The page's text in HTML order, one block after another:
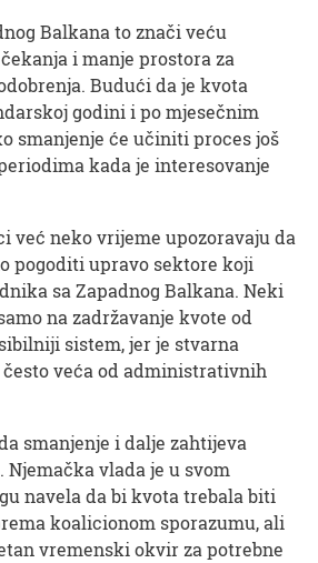
Balkana to znači veću
i manje prostora za
Budući da je kvota
godini i po mjesečnim
smanjenje će učiniti proces još
kada je interesovanje
već neko vrijeme upozoravaju da
pogoditi upravo sektore koji
sa Zapadnog Balkana. Neki
na zadržavanje kvote od
sistem, jer je stvarna
veća od administrativnih
smanjenje i dalje zahtijeva
Njemačka vlada je u svom
navela da bi kvota trebala biti
koalicionom sporazumu, ali
vremenski okvir za potrebne